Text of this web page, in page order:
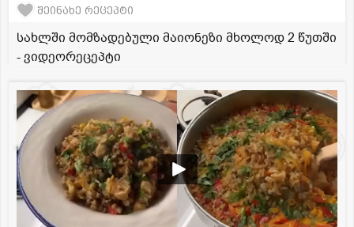
შეინახე რეცეპტი
სახლში მომზადებული მაიონეზი მხოლოდ 2 წუთში
- ვიდეორეცეპტი